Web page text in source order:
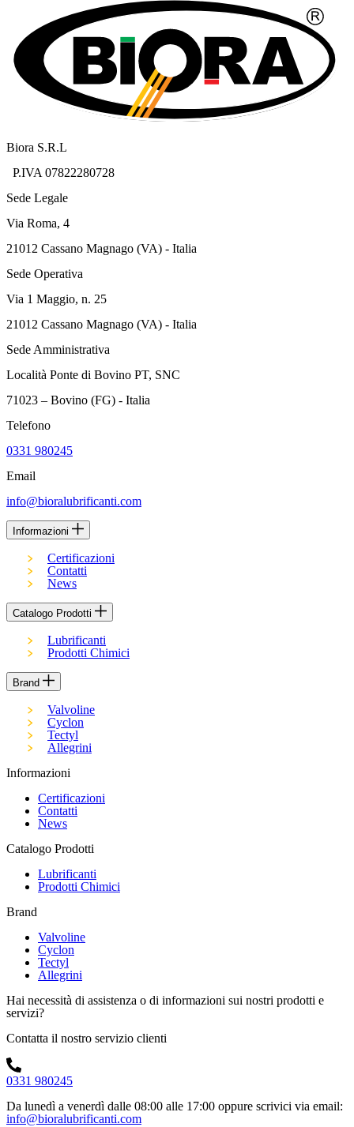
Biora S.R.L
P.IVA 07822280728
Sede Legale
Via Roma, 4
21012 Cassano Magnago (VA) - Italia
Sede Operativa
Via 1 Maggio, n. 25
21012 Cassano Magnago (VA) - Italia
Sede Amministrativa
Località Ponte di Bovino PT, SNC
71023 – Bovino (FG) - Italia
Telefono
0331 980245
Email
info@bioralubrificanti.com
Informazioni
Certificazioni
Contatti
News
Catalogo Prodotti
Lubrificanti
Prodotti Chimici
Brand
Valvoline
Cyclon
Tectyl
Allegrini
Informazioni
Certificazioni
Contatti
News
Catalogo Prodotti
Lubrificanti
Prodotti Chimici
Brand
Valvoline
Cyclon
Tectyl
Allegrini
Hai necessità di assistenza o di informazioni sui nostri prodotti e
servizi?
Contatta il nostro servizio clienti
0331 980245
Da lunedì a venerdì dalle 08:00 alle 17:00 oppure scrivici via email:
info@bioralubrificanti.com